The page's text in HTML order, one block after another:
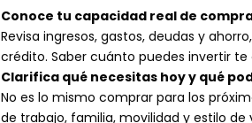
Conoce tu capacidad real de
Revisa ingresos, gastos, deudas y
crédito. Saber cuánto puedes invertir
Clarifica qué necesitas hoy y qué
No es lo mismo comprar para los
de trabajo, familia, movilidad y estilo de